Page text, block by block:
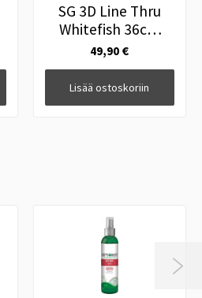
SG 3D Line Thru
Whitefish 36cm
478g MS Gold
Albino
49,90 €
Lisää ostoskoriin
